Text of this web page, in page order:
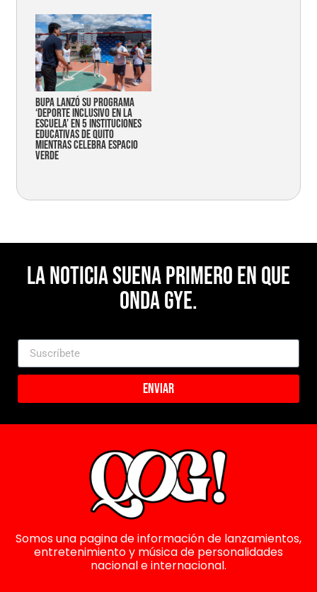
Bupa lanzó su programa
‘Deporte Inclusivo en la
Escuela’ en 5 instituciones
educativas de Quito
mientras celebra espacio
verde
La noticia suena primero en Que
Onda Gye.
Enviar
Somos una pagina de información de lanzamientos,
entretenimiento y música de personalidades
nacional e internacional.